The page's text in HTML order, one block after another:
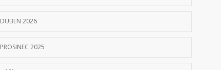
DUBEN 2026
PROSINEC 2025